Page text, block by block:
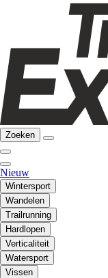
Zoeken
Nieuw
Wintersport
Wandelen
Trailrunning
Hardlopen
Verticaliteit
Watersport
Vissen